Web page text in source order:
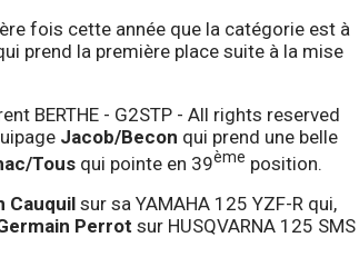
fois cette année que la catégorie est à
prend la première place suite à la mise
Jacob/Becon qui prend une belle
Tous qui pointe en 39ème position.
Cauquil sur sa YAMAHA 125 YZF-R qui,
Perrot sur HUSQVARNA 125 SMS